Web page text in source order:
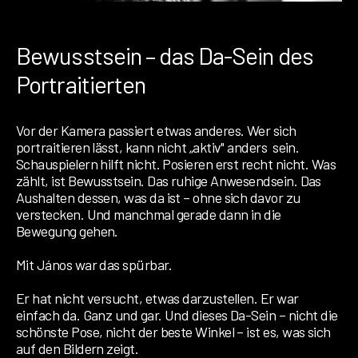
Bewusstsein – das Da-Sein des
Portraitierten
Vor der Kamera passiert etwas anderes. Wer sich
portraitieren lässt, kann nicht „aktiv" anders sein.
Schauspielern hilft nicht. Posieren erst recht nicht. Was
zählt, ist Bewusstsein. Das ruhige Anwesendsein. Das
Aushalten dessen, was da ist – ohne sich davor zu
verstecken. Und manchmal gerade dann in die
Bewegung gehen.
Mit János war das spürbar.
Er hat nicht versucht, etwas darzustellen. Er war
einfach da. Ganz und gar. Und dieses Da-Sein – nicht die
schönste Pose, nicht der beste Winkel – ist es, was sich
auf den Bildern zeigt.